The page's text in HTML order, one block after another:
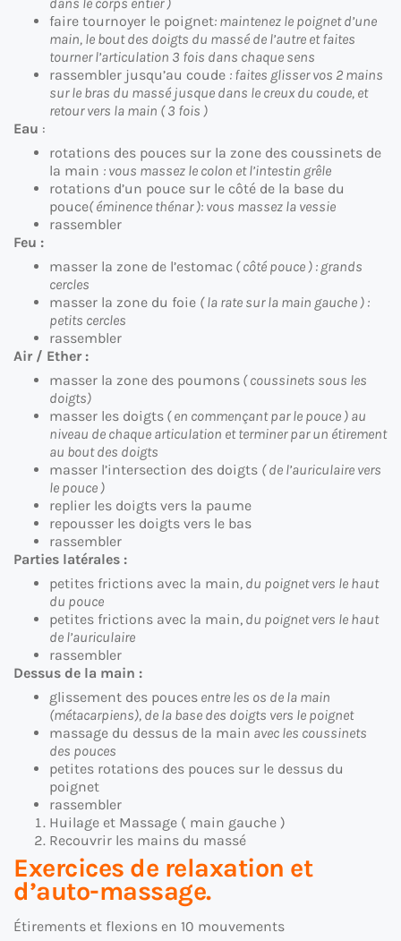
dans le corps entier )
faire tournoyer le poignet: maintenez le poignet d’une
main, le bout des doigts du massé de l’autre et faites
tourner l’articulation 3 fois dans chaque sens
rassembler jusqu’au coude : faites glisser vos 2 mains
sur le bras du massé jusque dans le creux du coude, et
retour vers la main ( 3 fois )
Eau :
rotations des pouces sur la zone des coussinets de
la main : vous massez le colon et l’intestin grêle
rotations d’un pouce sur le côté de la base du
pouce( éminence thénar ): vous massez la vessie
rassembler
Feu :
masser la zone de l’estomac ( côté pouce ) : grands
cercles
masser la zone du foie ( la rate sur la main gauche ) :
petits cercles
rassembler
Air / Ether :
masser la zone des poumons ( coussinets sous les
doigts)
masser les doigts ( en commençant par le pouce ) au
niveau de chaque articulation et terminer par un étirement
au bout des doigts
masser l’intersection des doigts ( de l’auriculaire vers
le pouce )
replier les doigts vers la paume
repousser les doigts vers le bas
rassembler
Parties latérales :
petites frictions avec la main, du poignet vers le haut
du pouce
petites frictions avec la main, du poignet vers le haut
de l’auriculaire
rassembler
Dessus de la main :
glissement des pouces entre les os de la main
(métacarpiens), de la base des doigts vers le poignet
massage du dessus de la main avec les coussinets
des pouces
petites rotations des pouces sur le dessus du
poignet
rassembler
Huilage et Massage ( main gauche )
Recouvrir les mains du massé
Exercices de relaxation et
d’auto-massage.
Étirements et flexions en 10 mouvements